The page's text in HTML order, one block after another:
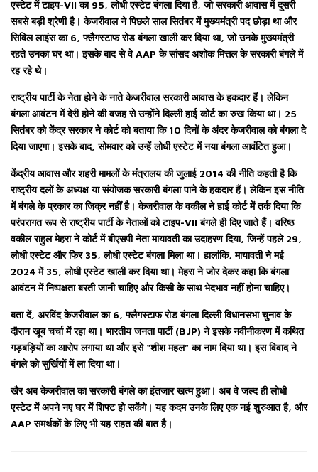
एस्टेट में टाइप-VII का 95, लोधी एस्टेट बंगला दिया है, जो सरकारी आवास में दूसरी
सबसे बड़ी श्रेणी है। केजरीवाल ने पिछले साल सितंबर में मुख्यमंत्री पद छोड़ा था और
सिविल लाइंस का 6, फ्लैगस्टाफ रोड बंगला खाली कर दिया था, जो उनके मुख्यमंत्री
रहते उनका घर था। इसके बाद से वे AAP के सांसद अशोक मित्तल के सरकारी बंगले में
रह रहे थे।
राष्ट्रीय पार्टी के नेता होने के नाते केजरीवाल सरकारी आवास के हकदार हैं। लेकिन
बंगला आवंटन में देरी होने की वजह से उन्होंने दिल्ली हाई कोर्ट का रुख किया था। 25
सितंबर को केंद्र सरकार ने कोर्ट को बताया कि 10 दिनों के अंदर केजरीवाल को बंगला दे
दिया जाएगा। इसके बाद, सोमवार को उन्हें लोधी एस्टेट में नया बंगला आवंटित हुआ।
केंद्रीय आवास और शहरी मामलों के मंत्रालय की जुलाई 2014 की नीति कहती है कि
राष्ट्रीय दलों के अध्यक्ष या संयोजक सरकारी बंगला पाने के हकदार हैं। लेकिन इस नीति
में बंगले के प्रकार का जिक्र नहीं है। केजरीवाल के वकील ने हाई कोर्ट में तर्क दिया कि
परंपरागत रूप से राष्ट्रीय पार्टी के नेताओं को टाइप-VII बंगले ही दिए जाते हैं। वरिष्ठ
वकील राहुल मेहरा ने कोर्ट में बीएसपी नेता मायावती का उदाहरण दिया, जिन्हें पहले 29,
लोधी एस्टेट और फिर 35, लोधी एस्टेट बंगला मिला था। हालांकि, मायावती ने मई
2024 में 35, लोधी एस्टेट खाली कर दिया था। मेहरा ने जोर देकर कहा कि बंगला
आवंटन में निष्पक्षता बरती जानी चाहिए और किसी के साथ भेदभाव नहीं होना चाहिए।
बता दें, अरविंद केजरीवाल का 6, फ्लैगस्टाफ रोड बंगला दिल्ली विधानसभा चुनाव के
दौरान खूब चर्चा में रहा था। भारतीय जनता पार्टी (BJP) ने इसके नवीनीकरण में कथित
गड़बड़ियों का आरोप लगाया था और इसे “शीश महल” का नाम दिया था। इस विवाद ने
बंगले को सुर्खियों में ला दिया था।
खैर अब केजरीवाल का सरकारी बंगले का इंतजार खत्म हुआ। अब वे जल्द ही लोधी
एस्टेट में अपने नए घर में शिफ्ट हो सकेंगे। यह कदम उनके लिए एक नई शुरुआत है, और
AAP समर्थकों के लिए भी यह राहत की बात है।